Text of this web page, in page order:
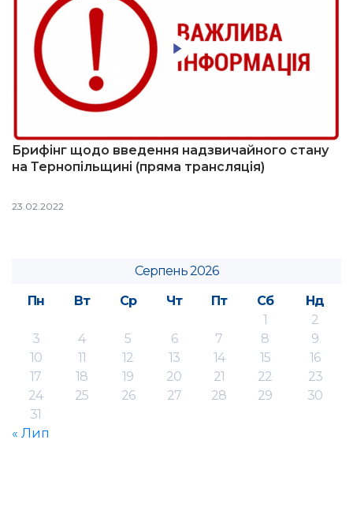
Брифінг щодо введення надзвичайного стану
на Тернопільщині (пряма трансляція)
23.02.2022
Серпень 2026
Пн
Вт Ср Чт Пт Сб
Нд
1
2
3
4 5 6 7 8
9
10
11 12 13 14 15
16
17
18 19 20 21 22
23
24
25 26 27 28 29
30
31
« Лип